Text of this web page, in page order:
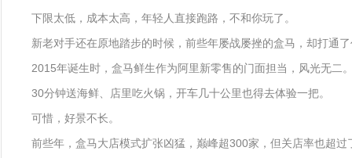
下限太低，成本太高，年轻人直接跑路，不和你玩了。
新老对手还在原地踏步的时候，前些年屡战屡挫的盒马，却打通
2015年诞生时，盒马鲜生作为阿里新零售的门面担当，风光无二
30分钟送海鲜、店里吃火锅，开车几十公里也得去体验一把。
可惜，好景不长。
前些年，盒马大店模式扩张凶猛，巅峰超300家，但关店率也超过